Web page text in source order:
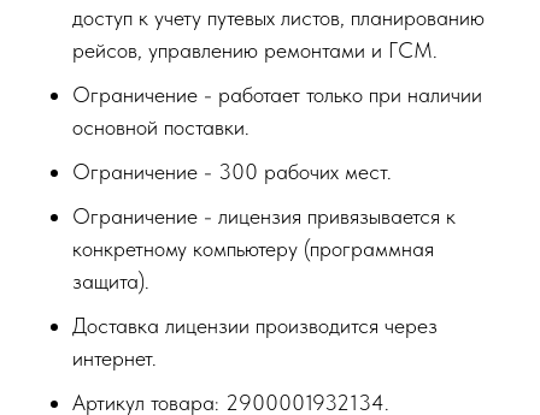
доступ к учету путевых листов, планированию
рейсов, управлению ремонтами и ГСМ.
Ограничение - работает только при наличии
основной поставки.
Ограничение - 300 рабочих мест.
Ограничение - лицензия привязывается к
конкретному компьютеру (программная
защита).
Доставка лицензии производится через
интернет.
Артикул товара: 2900001932134.